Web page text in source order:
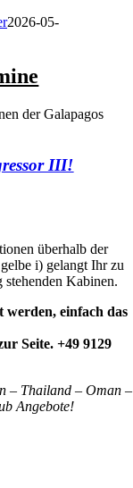
2026-05-
der Galapagos
III!
überhalb der
i) gelangt Ihr zu
Kabinen.
werden, einfach das
Seite. +49 9129
– Thailand – Oman –
Angebote!